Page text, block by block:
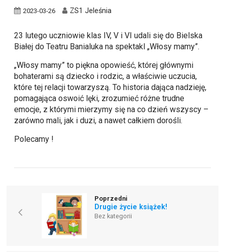
2023-03-26 ZS1 Jeleśnia
23 lutego uczniowie klas IV, V i VI udali się do Bielska
Białej do Teatru Banialuka na spektakl „Włosy mamy”.
„Włosy mamy” to piękna opowieść, której głównymi
bohaterami są dziecko i rodzic, a właściwie uczucia,
które tej relacji towarzyszą. To historia dająca nadzieję,
pomagająca oswoić lęki, zrozumieć różne trudne
emocje, z którymi mierzymy się na co dzień wszyscy –
zarówno mali, jak i duzi, a nawet całkiem dorośli.
Polecamy !
Poprzedni
Drugie życie książek!
Bez kategorii